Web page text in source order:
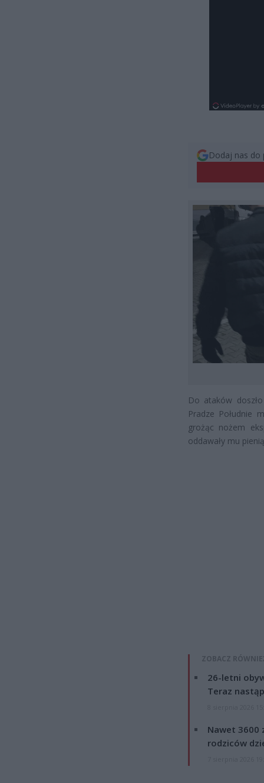
Dodaj nas do
Do ataków
Pradze Południe
grożąc nożem
oddawały mu
ZOBACZ
26-letni
Teraz
Nawet 3600
rodziców